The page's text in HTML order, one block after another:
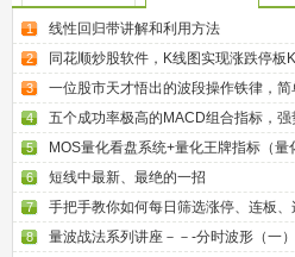
1 线性回归带讲解和利用方法
2 同花顺炒股软件，K线图实现涨跌停板
3 一位股市天才悟出的波段操作铁律，简
4 五个成功率极高的MACD组合指标，强
5 MOS量化看盘系统+量化王牌指标（量
6 短线中最新、最绝的一招
7 手把手教你如何每日筛选涨停、连板、
8 量波战法系列讲座－－-分时波形（一）